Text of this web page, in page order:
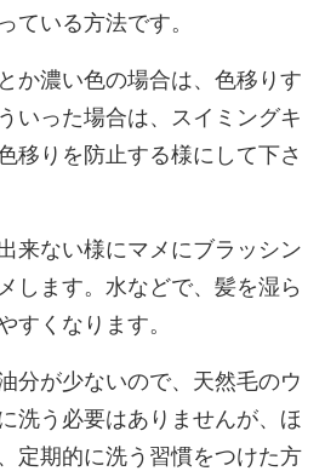
ている方法です。
か濃い色の場合は、色移りす
いった場合は、スイミングキ
移りを防止する様にして下さ
来ない様にマメにブラッシン
します。水などで、髪を湿ら
すくなります。
分が少ないので、天然毛のウ
洗う必要はありませんが、ほ
定期的に洗う習慣をつけた方